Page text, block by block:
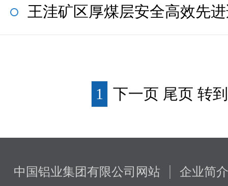
王洼矿区厚煤层安全高效先
1 下一页 尾页 转
中国铝业集团有限公司网站 | 企业简介